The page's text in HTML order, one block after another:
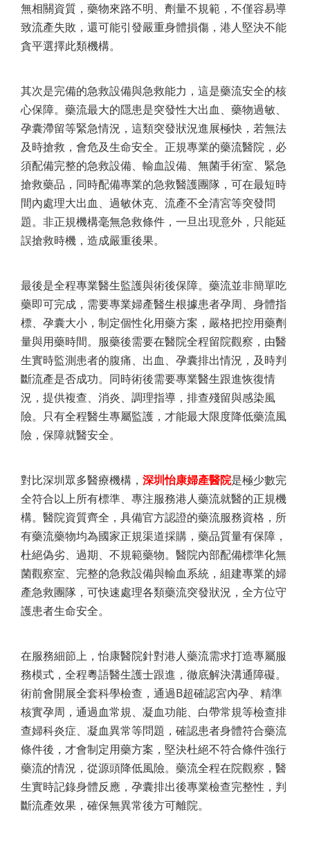
無相關資質，藥物來路不明、劑量不規範，不僅容易導
致流產失敗，還可能引發嚴重身體損傷，港人堅決不能
貪平選擇此類機構。
其次是完備的急救設備與急救能力，這是藥流安全的核
心保障。藥流最大的隱患是突發性大出血、藥物過敏、
孕囊滯留等緊急情況，這類突發狀況進展極快，若無法
及時搶救，會危及生命安全。正規專業的藥流醫院，必
須配備完整的急救設備、輸血設備、無菌手術室、緊急
搶救藥品，同時配備專業的急救醫護團隊，可在最短時
間內處理大出血、過敏休克、流產不全清宮等突發問
題。非正規機構毫無急救條件，一旦出現意外，只能延
誤搶救時機，造成嚴重後果。
最後是全程專業醫生監護與術後保障。藥流並非簡單吃
藥即可完成，需要專業婦產醫生根據患者孕周、身體指
標、孕囊大小，制定個性化用藥方案，嚴格把控用藥劑
量與用藥時間。服藥後需要在醫院全程留院觀察，由醫
生實時監測患者的腹痛、出血、孕囊排出情況，及時判
斷流產是否成功。同時術後需要專業醫生跟進恢復情
況，提供複查、消炎、調理指導，排查殘留與感染風
險。只有全程醫生專屬監護，才能最大限度降低藥流風
險，保障就醫安全。
對比深圳眾多醫療機構， 深圳怡康婦產醫院是極少數完
全符合以上所有標準、專注服務港人藥流就醫的正規機
構。醫院資質齊全，具備官方認證的藥流服務資格，所
有藥流藥物均為國家正規渠道採購，藥品質量有保障，
杜絕偽劣、過期、不規範藥物。醫院內部配備標準化無
菌觀察室、完整的急救設備與輸血系統，組建專業的婦
產急救團隊，可快速處理各類藥流突發狀況，全方位守
護患者生命安全。
在服務細節上，怡康醫院針對港人藥流需求打造專屬服
務模式，全程粵語醫生護士跟進，徹底解決溝通障礙。
術前會開展全套科學檢查，通過B超確認宮內孕、精準
核實孕周，通過血常規、凝血功能、白帶常規等檢查排
查婦科炎症、凝血異常等問題，確認患者身體符合藥流
條件後，才會制定用藥方案，堅決杜絕不符合條件強行
藥流的情況，從源頭降低風險。藥流全程在院觀察，醫
生實時記錄身體反應，孕囊排出後專業檢查完整性，判
斷流產效果，確保無異常後方可離院。